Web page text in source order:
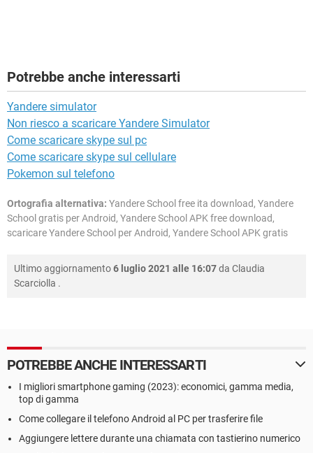
Potrebbe anche interessarti
Yandere simulator
Non riesco a scaricare Yandere Simulator
Come scaricare skype sul pc
Come scaricare skype sul cellulare
Pokemon sul telefono
Ortografia alternativa: Yandere School free ita download, Yandere
School gratis per Android, Yandere School APK free download,
scaricare Yandere School per Android, Yandere School APK gratis
Ultimo aggiornamento6 luglio 2021 alle 16:07da Claudia
Scarciolla .
POTREBBE ANCHE INTERESSARTI
I migliori smartphone gaming (2023): economici, gamma media,
top di gamma
Come collegare il telefono Android al PC per trasferire file
Aggiungere lettere durante una chiamata con tastierino numerico